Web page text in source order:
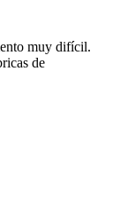
muy difícil.
de